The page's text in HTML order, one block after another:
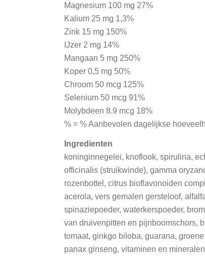
Magnesium 100 mg 27%
Kalium 25 mg 1,3%
Zink 15 mg 150%
IJzer 2 mg 14%
Mangaan 5 mg 250%
Koper 0,5 mg 50%
Chroom 50 mcg 125%
Selenium 50 mcg 91%
Molybdeen 8.9 mcg 18%
% = % Aanbevolen dagelijkse
Ingredienten
koninginnegelei, knoflook, spirulina,
officinalis (struikwinde), gamma
rozenbottel, citrus bioflavonoiden
acerola, vers gemalen gersteloof,
spinaziepoeder, waterkerspoeder,
van druivenpitten en pijnboomschors,
tomaat, ginkgo biloba, guarana,
panax ginseng, vitaminen en mineralen